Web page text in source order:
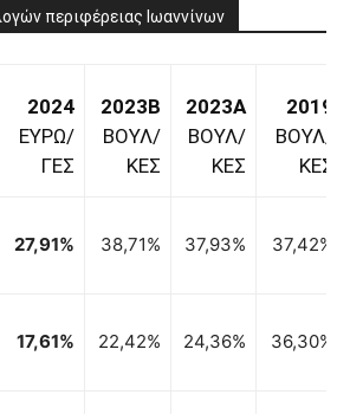
περιφέρειας Ιωαννίνων
2024
ΕΥΡΩ/
ΓΕΣ
2023B
ΒΟΥΛ/
ΚΕΣ
2023A
ΒΟΥΛ/
ΚΕΣ
2019
ΒΟΥΛ/
ΚΕΣ
27,91% 38,71% 37,93% 37,42%
17,61% 22,42% 24,36% 36,30%